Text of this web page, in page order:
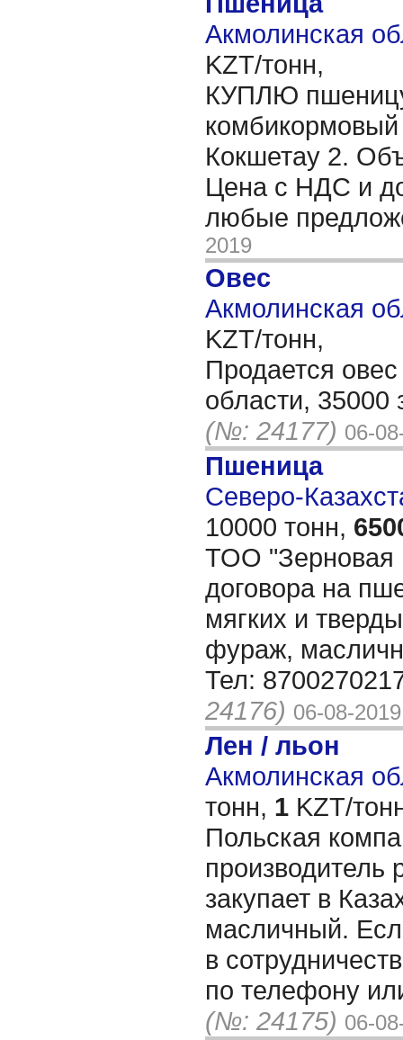
Акмолинская
KZT/тонн,
КУПЛЮ
комбикормовый
Кокшетау 2.
Цена с НДС и
любые
2019
Овес
Акмолинская
KZT/тонн,
Продается
области, 35000
(№: 24177) 06-
Пшеница
Северо-
10000 тонн,
ТОО "Зерновая
договора на
мягких и
фураж,
Тел:
24176) 06-08-2019
Лен / льон
Акмолинская
тонн, 1 KZT/
Польская
производитель
закупает в
масличный.
в
по телефону
(№: 24175) 06-